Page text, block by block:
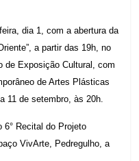
dia 1, com a abertura da
a partir das 19h, no
de Exposição Cultural, com
de Artes Plásticas
11 de setembro, às 20h.
6° Recital do Projeto
VivArte, Pedregulho, a